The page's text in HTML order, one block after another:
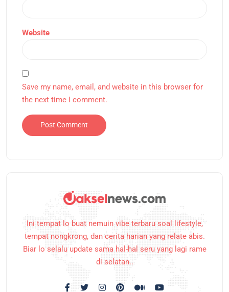
Website
Save my name, email, and website in this browser for
the next time I comment.
Ini tempat lo buat nemuin vibe terbaru soal lifestyle,
tempat nongkrong, dan cerita harian yang relate abis.
Biar lo selalu update sama hal-hal seru yang lagi rame
di selatan..